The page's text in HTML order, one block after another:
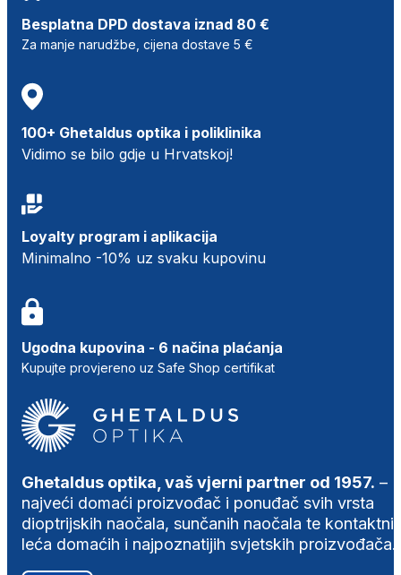
Besplatna DPD dostava iznad 80 €
Za manje narudžbe, cijena dostave 5 €
100+ Ghetaldus optika i poliklinika
Vidimo se bilo gdje u Hrvatskoj!
Loyalty program i aplikacija
Minimalno -10% uz svaku kupovinu
Ugodna kupovina - 6 načina plaćanja
Kupujte provjereno uz Safe Shop certifikat
Ghetaldus optika, vaš vjerni partner od 1957. –
najveći domaći proizvođač i ponuđač svih vrsta
dioptrijskih naočala, sunčanih naočala te
leća domaćih i najpoznatijih svjetskih proizvođača.